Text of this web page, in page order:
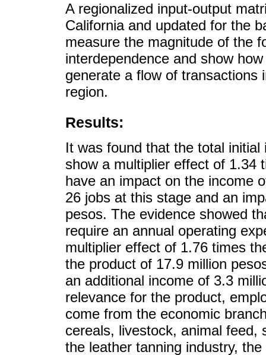
A regionalized input-output
California and updated for the
measure the magnitude of the
interdependence and show
generate a flow of transactions
region.
Results:
It was found that the total
show a multiplier effect of 1.34
have an impact on the income
26 jobs at this stage and an
pesos. The evidence showed
require an annual operating
multiplier effect of 1.76 times
the product of 17.9 million
an additional income of 3.3
relevance for the product,
come from the economic
cereals, livestock, animal feed,
the leather tanning industry,